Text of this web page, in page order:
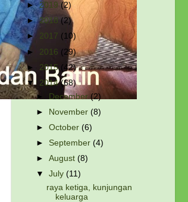
►2019 (2)
►2018 (2)
► 2017 (10)
► 2016 (29)
► 2015 (42)
▼ 2014(68)
► December(2)
► November(8)
►October(6)
► September(4)
►August(8)
▼July(11)
raya ketiga, kunjungan
keluarga